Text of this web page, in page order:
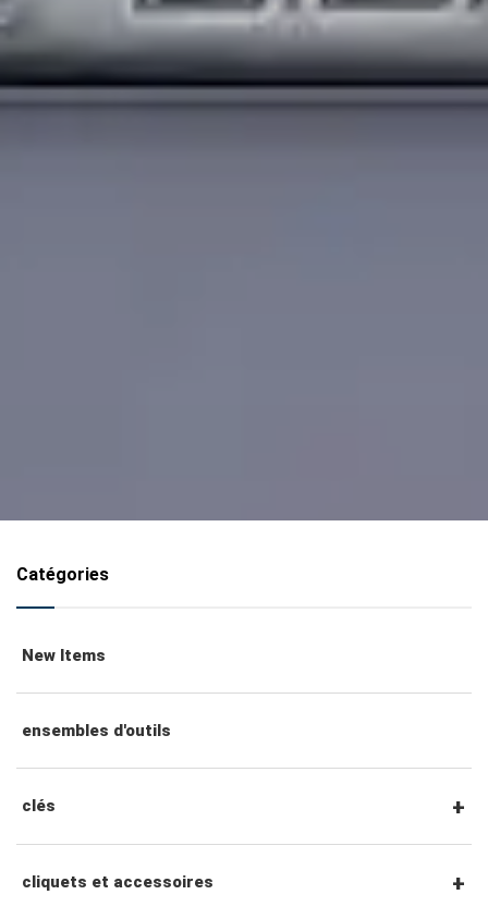
Catégories
New Items
ensembles d'outils
clés
clés mixtes
cliquets et accessoires